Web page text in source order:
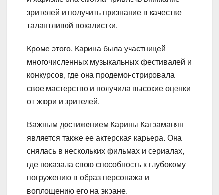
зрителей и получить признание в качестве
талантливой вокалистки.
Кроме этого, Карина была участницей
многочисленных музыкальных фестивалей и
конкурсов, где она продемонстрировала
свое мастерство и получила высокие оценки
от жюри и зрителей.
Важным достижением Карины Каграманян
является также ее актерская карьера. Она
снялась в нескольких фильмах и сериалах,
где показала свою способность к глубокому
погружению в образ персонажа и
воплощению его на экране.